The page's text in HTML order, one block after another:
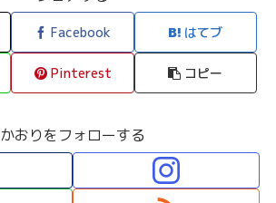
Facebook はてブ
Pinterest コピー
かおりをフォローする